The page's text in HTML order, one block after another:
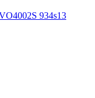
934s13